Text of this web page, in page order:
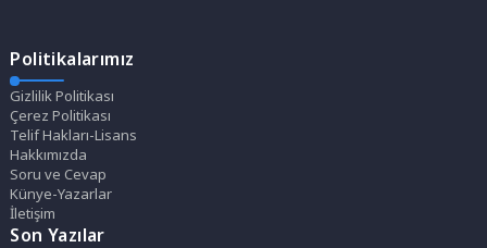
Politikalarımız
Gizlilik Politikası
Çerez Politikası
Telif Hakları-Lisans
Hakkımızda
Soru ve Cevap
Künye-Yazarlar
İletişim
Son Yazılar